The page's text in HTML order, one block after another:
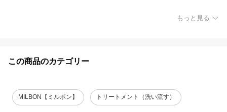
もっと見る
この商品のカテゴリー
MILBON【ミルボン】 トリートメント（洗い流す）